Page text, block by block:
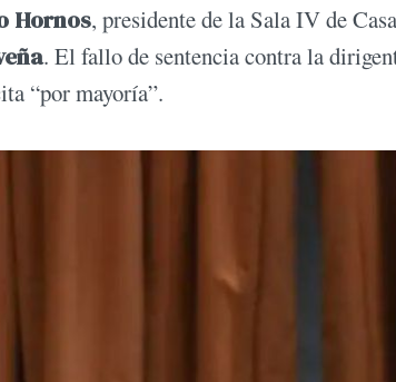
Hornos, presidente de la Sala IV de
. El fallo de sentencia contra la
“por mayoría”.